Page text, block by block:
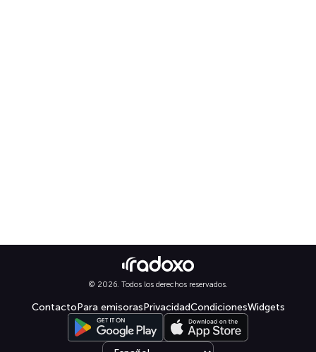
© 2026. Todos los derechos reservados.
ContactoPara emisorasPrivacidadCondicionesWidgets
Select language